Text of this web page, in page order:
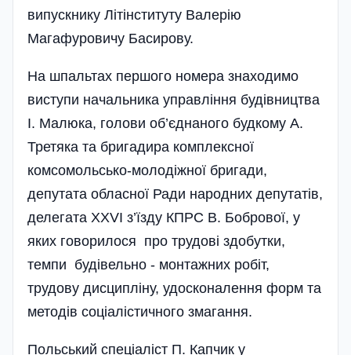
випускнику Літінституту Валерію
Магафуровичу Басирову.
На шпальтах першого номера знаходимо
виступи начальника управління будівництва
І. Малюка, голови об’єднаного будкому А.
Третяка та бригадира комплексної
комсомольсько-молодіжної бригади,
депутата обласної Ради народних депутатів,
делегата ХХVІ з’їзду КПРС В. Бобрової, у
яких говорилося про трудові здобутки,
темпи будівельно - монтажних робіт,
трудову дисципліну, удосконалення форм та
методів соціалістичного змагання.
Польський спеціаліст П. Капчик у